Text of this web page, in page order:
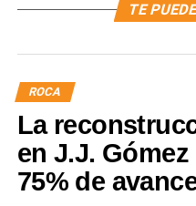
TE
ROCA
La
en J.J.
75% de